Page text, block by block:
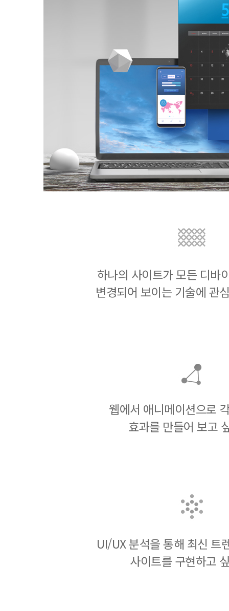
하나의 사이트가 모든 디바
변경되어 보이는 기술에 관
웹에서 애니메이션으로
효과를 만들어 보고
UI/UX 분석을 통해 최신 트
사이트를 구현하고